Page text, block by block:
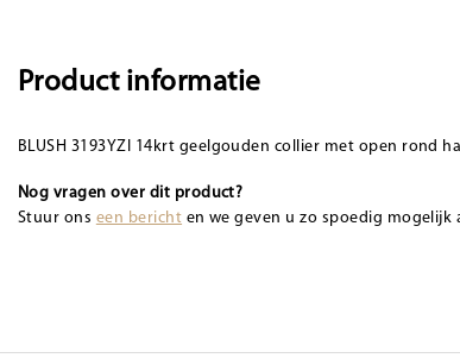
Product informatie
BLUSH 3193YZI 14krt geelgouden collier met open rond
Nog vragen over dit product?
Stuur ons een bericht en we geven u zo spoedig mogelijk